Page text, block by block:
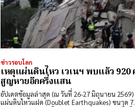
ข่าวรอบโลก
เหตุแผ่นดินไหว เวเนฯ พบแล้ว 920
สูญหายอีกครึ่งแสน
อัปเดตข้อมูลล่าสุด (ณ วันที่ 26-27 มิถุนายน 2569)
แผ่นดินไหวแฝด (Doublet Earthquakes) ขนาด